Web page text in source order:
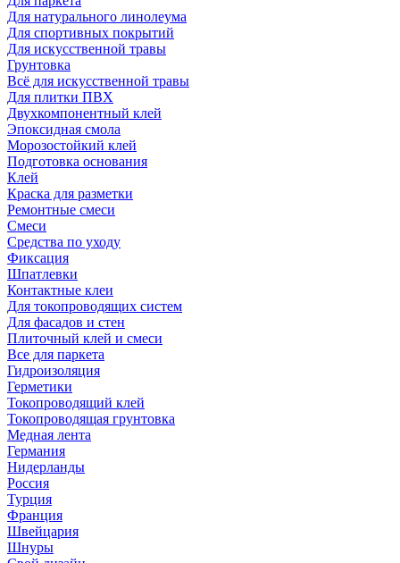
Для натурального линолеума
Для спортивных покрытий
Для искусственной травы
Грунтовка
Всё для искусственной травы
Для плитки ПВХ
Двухкомпонентный клей
Эпоксидная смола
Морозостойкий клей
Подготовка основания
Клей
Краска для разметки
Ремонтные смеси
Смеси
Средства по уходу
Фиксация
Шпатлевки
Контактные клеи
Для токопроводящих систем
Для фасадов и стен
Плиточный клей и смеси
Все для паркета
Гидроизоляция
Герметики
Токопроводящий клей
Токопроводящая грунтовка
Медная лента
Германия
Нидерланды
Россия
Турция
Франция
Швейцария
Шнуры